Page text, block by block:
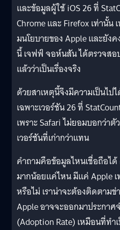
และข้อมูลผู้ใช้ iOS 26 ที่
Chrome และ Firefox เท่านั้น
มนโยบายของ Apple และยัง
นี้ เจฟฟ์ จอห์นสัน ได้ตรวจสอ
แล้วว่าเป็นเรื่องจริง
ด้วยสาเหตุนี้จึงมีความเป็นไป
เฉพาะเวอร์ชัน 26 ที่
เพราะ Safari ไม่ยอมบอกว่าตั
เวอร์ชันที่เก่ากว่าแทน
คำถามคือข้อมูลไหนเชื่อถือไ
มากน้อยแค่ไหน มีแค่ Apple
หรือไม่ เราน่าจะต้องติดตาม
Apple อาจจะออกมาประกา
(Adoption Rate) เหมือนที่ท